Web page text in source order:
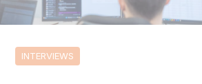
INTERVIEWS